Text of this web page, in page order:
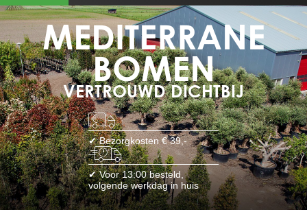
OLIJFBOOMSPECIALIST.NL
OLIJFBOOMSPECIALIST.BE
LESPECIALISTEDESOLIVIERS.FR
OLIVENBAUM.DE
DRZEWAOLIWNE.PL
OLIVETREESPECIALIST.COM
Bomen
BOMEN.NL
GROENBLIJVENDEBOMEN.NL
GROENBLIJVENDEBOMEN.BE
PALMBOMENSPECIALIST.NL
IMMERGRUENEBAEUME.DE
Botanicalgroup
BOTANICALGROUP.EU
BOTANICALGROUP.DE
BOTANICALGROUP.BE
MEDITERRANE
BOMEN
VERTROUWD DICHTBIJ
✔ Bezorgkosten € 39,-
✔ Voor 13:00 besteld,
volgende werkdag in huis